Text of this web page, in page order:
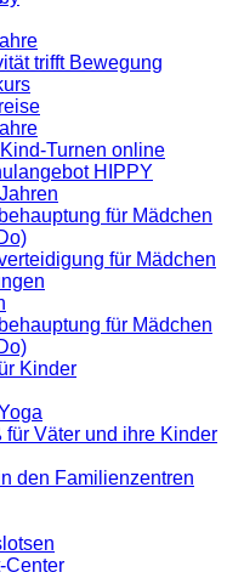
trifft Bewegung
Turnen online
HIPPY
für Mädchen
für Mädchen
für Mädchen
Kinder
für Väter und ihre Kinder
den Familienzentren
Center